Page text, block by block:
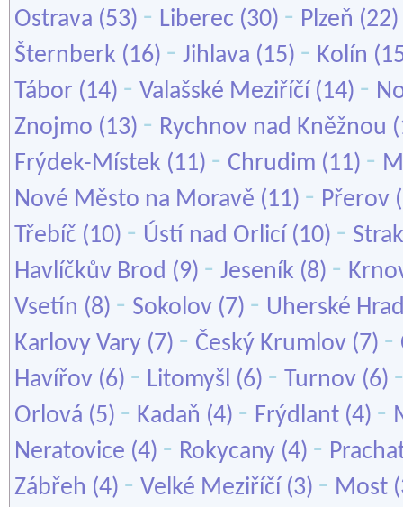
Ostrava (53) - Liberec (30) - Plzeň (22)
Šternberk (16) - Jihlava (15) - Kolín
Tábor (14) - Valašské Meziříčí (14) -
Znojmo (13) - Rychnov nad Kněžnou
Frýdek-Místek (11) - Chrudim (11) -
Nové Město na Moravě (11) - Přerov
Třebíč (10) - Ústí nad Orlicí (10) -
Havlíčkův Brod (9) - Jeseník (8) -
Vsetín (8) - Sokolov (7) - Uherské
Karlovy Vary (7) - Český Krumlov (7) -
Havířov (6) - Litomyšl (6) - Turnov (6)
Orlová (5) - Kadaň (4) - Frýdlant (4) -
Neratovice (4) - Rokycany (4) -
Zábřeh (4) - Velké Meziříčí (3) - Most